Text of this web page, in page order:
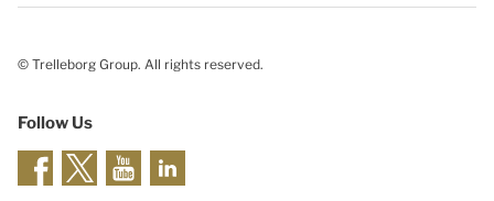
© Trelleborg Group. All rights reserved.
Follow Us